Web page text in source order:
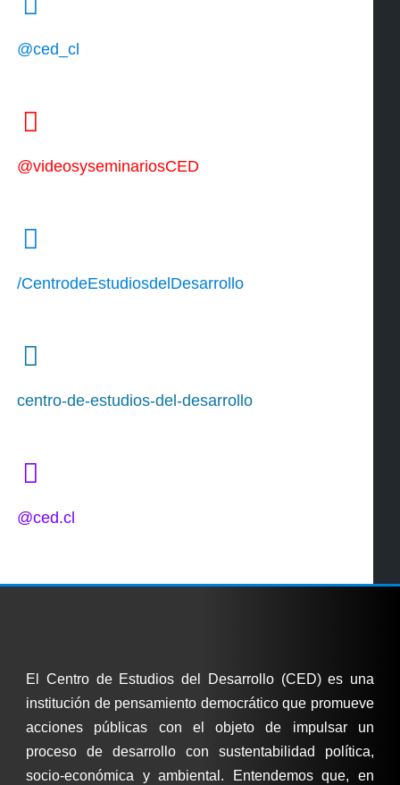
@ced_cl
@videosyseminariosCED
/CentrodeEstudiosdelDesarrollo
centro-de-estudios-del-desarrollo
@ced.cl
El Centro de Estudios del Desarrollo (CED) es una
institución de pensamiento democrático que promueve
acciones públicas con el objeto de impulsar un
proceso de desarrollo con sustentabilidad política,
socio-económica y ambiental. Entendemos que, en